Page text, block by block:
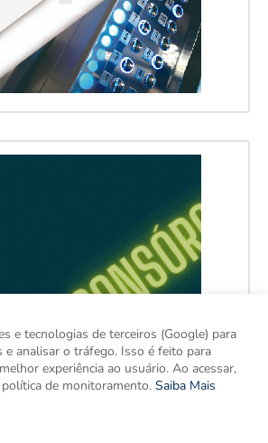
e tecnologias de terceiros (Google) para
e analisar o tráfego. Isso é feito para
experiência ao usuário. Ao acessar,
de monitoramento. Saiba Mais